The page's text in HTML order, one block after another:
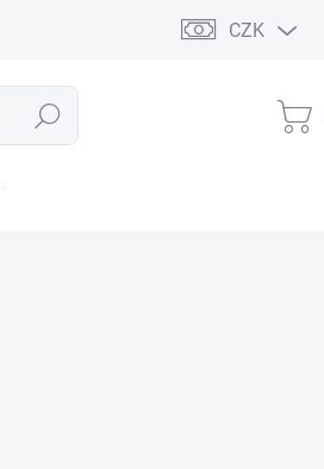
CZK
Hledat